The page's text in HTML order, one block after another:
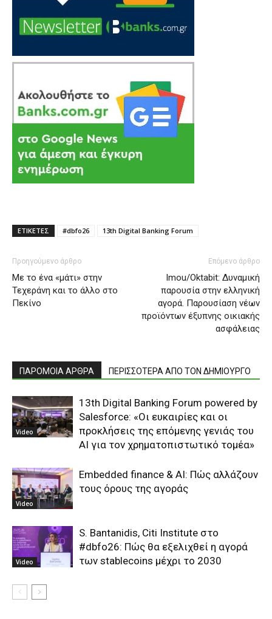
ΕΤΙΚΕΤΕΣ #dbfo26 13th Digital Banking Forum
Προηγούμενο άρθρο
Με το ένα «μάτι» στην
Τεχεράνη και το άλλο στο
Πεκίνο
Επόμενο άρθρο
Imou/Oktabit: Δυναμική
παρουσία στην ελληνική
αγορά. Παρουσίαση νέων
προϊόντων έξυπνης οικιακής
ασφάλειας
ΠΑΡΟΜΟΙΑ ΑΡΘΡΑ ΠΕΡΙΣΣΟΤΕΡΑ ΑΠΟ ΤΟΝ ΔΗΜΙΟΥΡΓΟ
Video
13th Digital Banking Forum powered by
Salesforce: «Οι ευκαιρίες και οι
προκλήσεις της επόμενης γενιάς του
ΑΙ για τον χρηματοπιστωτικό τομέα»
Video
Embedded finance & AI: Πώς αλλάζουν
τους όρους της αγοράς
Video
S. Bantanidis, Citi Institute στο
#dbfo26: Πώς θα εξελιχθεί η αγορά
των stablecoins μέχρι το 2030